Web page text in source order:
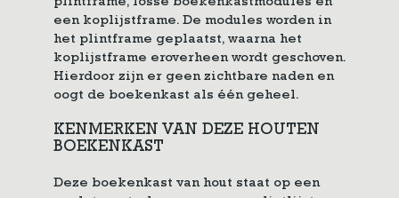
plintframe, losse boekenkastmodules en
een koplijstframe. De modules worden in
het plintframe geplaatst, waarna het
koplijstframe eroverheen wordt geschoven.
Hierdoor zijn er geen zichtbare naden en
oogt de boekenkast als één geheel.
KENMERKEN VAN DEZE HOUTEN
BOEKENKAST
Deze boekenkast van hout staat op een